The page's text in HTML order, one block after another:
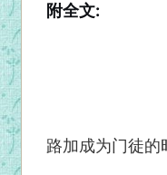
附全文:
路加成为门徒的